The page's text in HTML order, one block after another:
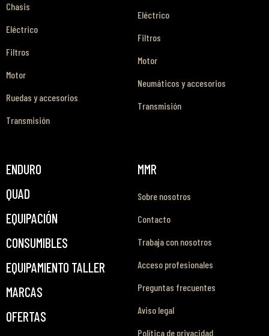
Chasis
Eléctrico
Filtros
Motor
Ruedas y accesorios
Transmisión
Eléctrico
Filtros
Motor
Neumáticos y accesorios
Transmisión
ENDURO
QUAD
EQUIPACIÓN
CONSUMIBLES
EQUIPAMIENTO TALLER
MARCAS
OFERTAS
MMR
Sobre nosotros
Contacto
Trabaja con nosotros
Acceso profesionales
Preguntas frecuentes
Aviso legal
Política de privacidad